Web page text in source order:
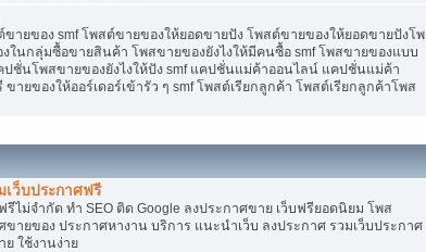
ขายของ smf โพสต์ขายของให้ยอดขายปัง โพสต์ขายของให้ยอดขายปังโพ
ในกลุ่มซื้อขายสินค้า โพสขายของยังไงให้มีคนซื้อ smf โพสขายของแบบ
ชั่นโพสขายของยังไงให้ปัง smf แคปชั่นแม่ค้าออนไลน์ แคปชั่นแม่ค้า
ายของให้ออร์เดอร์เข้ารัว ๆ smf โพสต์เรียกลูกค้า โพสต์เรียกลูกค้าโพส
เว็บประกาศฟรี
รีไม่จำกัด ทำ SEO ติด Google ลงประกาศขาย เว็บฟรียอดนิยม โพส
ายของ ประกาศหางาน บริการ แนะนำเว็บ ลงประกาศ รวมเว็บประกาศ
ย ใช้งานง่าย